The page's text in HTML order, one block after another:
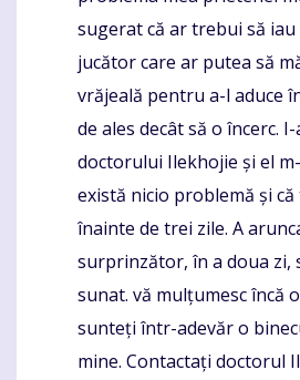
sugerat că ar trebui să
jucător care ar putea să
vrăjeală pentru a-l aduce
de ales decât să o încerc.
doctorului Ilekhojie și el
există nicio problemă și
înainte de trei zile. A
surprinzător, în a doua zi,
sunat. vă mulțumesc încă
sunteți într-adevăr o
mine. Contactați doctorul